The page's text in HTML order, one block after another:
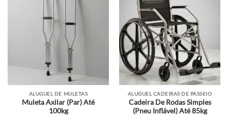
ALUGUEL DE MULETAS
Muleta Axilar (Par) Até
100kg
ALUGUEL CADEIRAS DE PASSEIO
Cadeira De Rodas Simples
(Pneu Inflável) Até 85kg